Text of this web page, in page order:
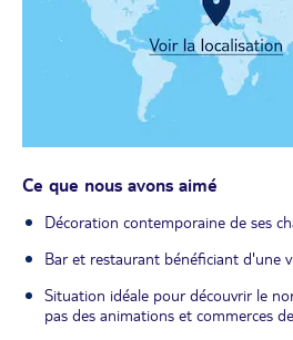
Ce que nous avons aimé
Décoration contemporaine de ses
Bar et restaurant bénéficiant d'une
Situation idéale pour découvrir le
pas des animations et commerces